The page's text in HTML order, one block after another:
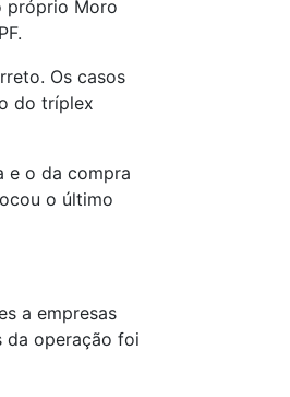
próprio Moro
Os casos
do tríplex
e o da compra
o último
a empresas
da operação foi